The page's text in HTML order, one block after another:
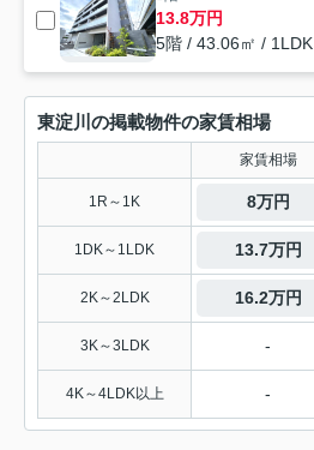
13.8万円
5階 / 43.06㎡ / 1LDK
東淀川の掲載物件の家賃相場
家賃相場
1R～1K 8万円
1DK～1LDK 13.7万円
2K～2LDK 16.2万円
3K～3LDK -
4K～4LDK以上 -